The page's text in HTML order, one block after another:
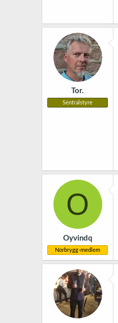
Tor.
Sentralstyre
O
Oyvindq
Norbrygg-medlem